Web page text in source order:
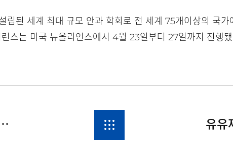
된 세계 최대 규모 안과 학회로 전 세계 75개이상의 국가
스는 미국 뉴올리언스에서 4월 23일부터 27일까지 진행
P10 신규 연구결과 발표 예정